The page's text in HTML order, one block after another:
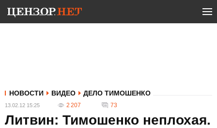
НОВОСТИ ВИДЕО ДЕЛО ТИМОШЕНКО
13.02.12 15:25 2 207 73
Литвин: Тимошенко неплохая.